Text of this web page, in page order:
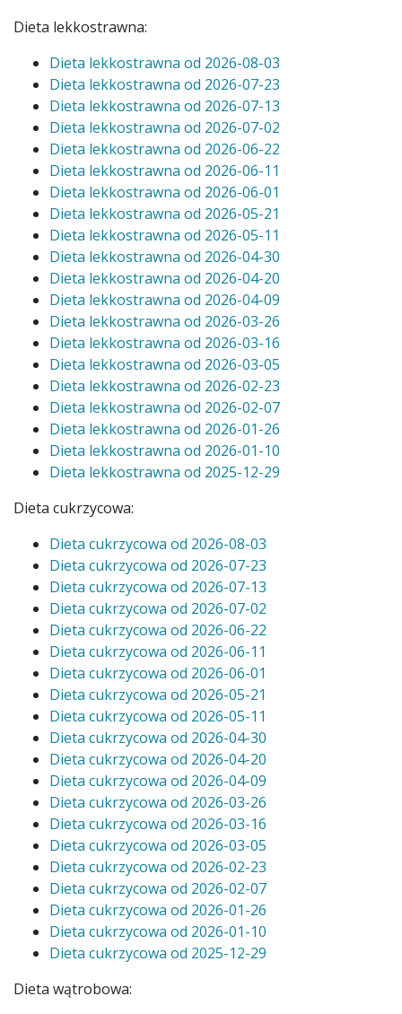
Dieta lekkostrawna:
Dieta lekkostrawna od 2026-08-03
Dieta lekkostrawna od 2026-07-23
Dieta lekkostrawna od 2026-07-13
Dieta lekkostrawna od 2026-07-02
Dieta lekkostrawna od 2026-06-22
Dieta lekkostrawna od 2026-06-11
Dieta lekkostrawna od 2026-06-01
Dieta lekkostrawna od 2026-05-21
Dieta lekkostrawna od 2026-05-11
Dieta lekkostrawna od 2026-04-30
Dieta lekkostrawna od 2026-04-20
Dieta lekkostrawna od 2026-04-09
Dieta lekkostrawna od 2026-03-26
Dieta lekkostrawna od 2026-03-16
Dieta lekkostrawna od 2026-03-05
Dieta lekkostrawna od 2026-02-23
Dieta lekkostrawna od 2026-02-07
Dieta lekkostrawna od 2026-01-26
Dieta lekkostrawna od 2026-01-10
Dieta lekkostrawna od 2025-12-29
Dieta cukrzycowa:
Dieta cukrzycowa od 2026-08-03
Dieta cukrzycowa od 2026-07-23
Dieta cukrzycowa od 2026-07-13
Dieta cukrzycowa od 2026-07-02
Dieta cukrzycowa od 2026-06-22
Dieta cukrzycowa od 2026-06-11
Dieta cukrzycowa od 2026-06-01
Dieta cukrzycowa od 2026-05-21
Dieta cukrzycowa od 2026-05-11
Dieta cukrzycowa od 2026-04-30
Dieta cukrzycowa od 2026-04-20
Dieta cukrzycowa od 2026-04-09
Dieta cukrzycowa od 2026-03-26
Dieta cukrzycowa od 2026-03-16
Dieta cukrzycowa od 2026-03-05
Dieta cukrzycowa od 2026-02-23
Dieta cukrzycowa od 2026-02-07
Dieta cukrzycowa od 2026-01-26
Dieta cukrzycowa od 2026-01-10
Dieta cukrzycowa od 2025-12-29
Dieta wątrobowa: